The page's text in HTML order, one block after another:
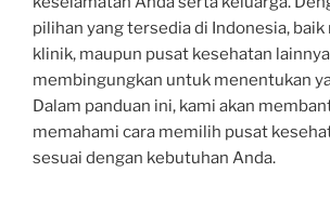
pilihan yang tersedia di Indonesia, baik
klinik, maupun pusat kesehatan
membingungkan untuk menentukan
Dalam panduan ini, kami akan
memahami cara memilih pusat
sesuai dengan kebutuhan Anda.